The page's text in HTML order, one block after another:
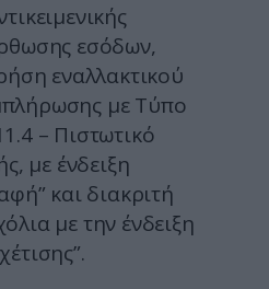
εσόδων,
εναλλακτικού
με Τύπο
– Πιστωτικό
με ένδειξη
και διακριτή
με την ένδειξη